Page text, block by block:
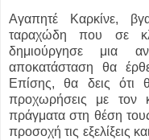
Αγαπητέ Καρκίνε,
ταραχώδη που σε
δημιούργησε μια
αποκατάσταση θα
Επίσης, θα δεις ότι
προχωρήσεις με τον
πράγματα στη θέση
προσοχή τις εξελίξεις